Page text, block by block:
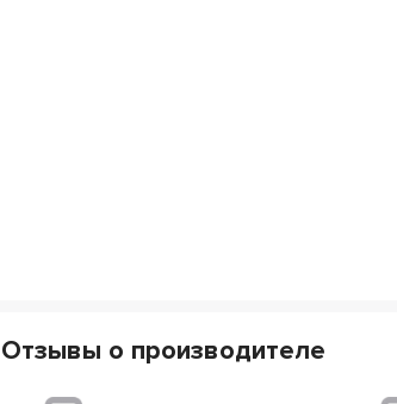
Отзывы о производителе